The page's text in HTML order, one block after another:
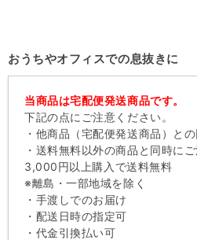
おうちやオフィスでの息抜きに
当商品は宅配便発送商品です。
下記の点にご注意ください。
・他商品（宅配便発送商品）と
・送料無料以外の商品と同時に
3,000円以上購入で送料無料
※離島・一部地域を除く
・手渡しでのお届け
・配送日時の指定可
・代金引換払い可